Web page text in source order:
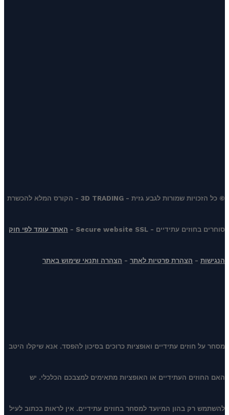
© כל הזכויות שמורות לגבע גזית - 3D TRADING - הקורס המלא להכשרת
סוחרים בחוזים עתידיים - Secure website SSL - האתר עומד לפי חוק
הנגישות - הצהרת פרטיות לאתר - הצהרה ותנאי שימוש באתר
מסחר על חוזים עתידיים ואופציות כרוכים בסיכון להפסד. אנא שיקלו היטב
האם החוזים העתידיים או האופציות מתאימים למצבכם הכלכלי. יש
להשתמש רק בהון המיועד למסחר בחוזים עתידיים. אין לראות בכתוב לעיל